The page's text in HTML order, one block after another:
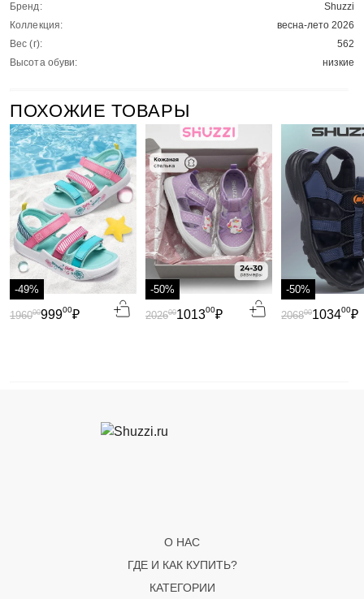
Бренд:
Shuzzi
Коллекция:
весна-лето 2026
Вес (г):
562
Высота обуви:
низкие
ПОХОЖИЕ ТОВАРЫ
-49%
99900₽
196000
-50%
101300₽
202600
-50%
103400₽
206800
О НАС
ГДЕ И КАК КУПИТЬ?
КАТЕГОРИИ